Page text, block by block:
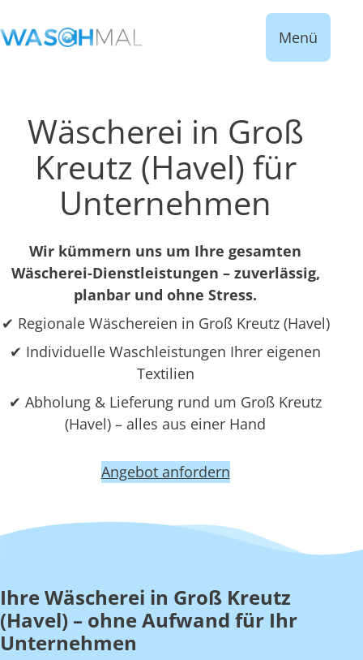
Menü
Wäscherei in Groß
Kreutz (Havel) für
Unternehmen
Wir kümmern uns um Ihre gesamten
Wäscherei-Dienstleistungen – zuverlässig,
planbar und ohne Stress.
✔ Regionale Wäschereien in Groß Kreutz (Havel)
✔ Individuelle Waschleistungen Ihrer eigenen
Textilien
✔ Abholung & Lieferung rund um Groß Kreutz
(Havel) – alles aus einer Hand
Angebot anfordern
Ihre Wäscherei in Groß Kreutz
(Havel) – ohne Aufwand für Ihr
Unternehmen